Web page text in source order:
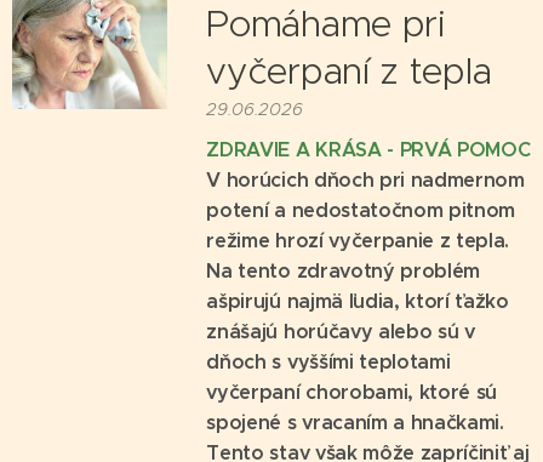
Pomáhame pri
vyčerpaní z tepla
29.06.2026
ZDRAVIE A KRÁSA - PRVÁ POMOC
V horúcich dňoch pri nadmernom
potení a nedostatočnom pitnom
režime hrozí vyčerpanie z tepla.
Na tento zdravotný problém
ašpirujú najmä ľudia, ktorí ťažko
znášajú horúčavy alebo sú v
dňoch s vyššími teplotami
vyčerpaní chorobami, ktoré sú
spojené s vracaním a hnačkami.
Tento stav však môže zapríčiniť aj